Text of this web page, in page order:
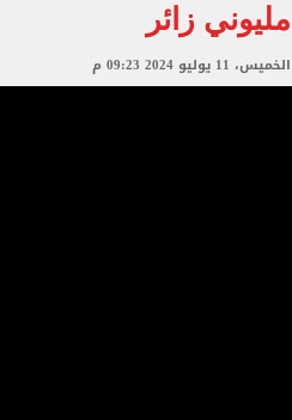
بعد انتقال محمد صلاح.. عمدة طرابزون يشترىمليوني زائر
الخميس، 11 يوليو 2024 09:23 م